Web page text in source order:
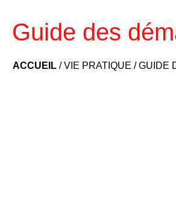
Guide des
ACCUEIL/VIE PRATIQUE /GUIDE